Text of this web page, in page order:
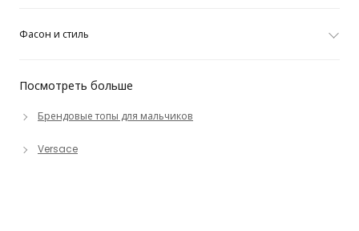
Посмотреть больше
Брендовые топы для мальчиков
Versace
Фасон и стиль